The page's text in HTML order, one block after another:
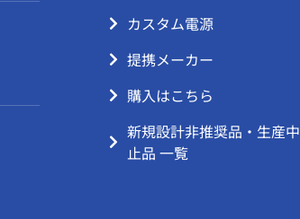
カスタム電源
提携メーカー
購入はこちら
新規設計非推奨品・生産中
止品 一覧